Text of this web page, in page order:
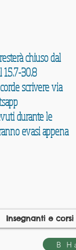
chiuso dal
15.7-30.8
scrivere via
durante le
evasi appena
Insegnanti e corsi
B